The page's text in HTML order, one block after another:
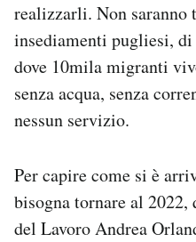
realizzarli. Non saranno
insediamenti pugliesi,
dove 10mila migranti
senza acqua, senza
nessun servizio.
Per capire come si è
bisogna tornare al
del Lavoro Andrea